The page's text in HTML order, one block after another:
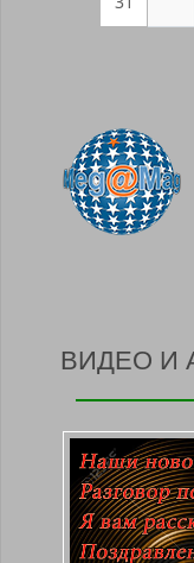
ВИДЕО И